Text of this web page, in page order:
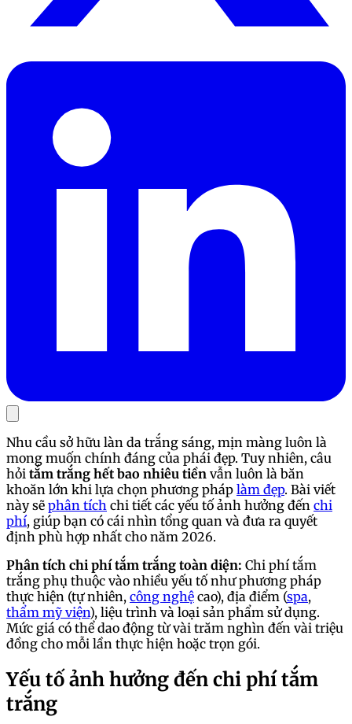
Nhu cầu sở hữu làn da trắng sáng, mịn màng luôn là
mong muốn chính đáng của phái đẹp. Tuy nhiên, câu
hỏi tắm trắng hết bao nhiêu tiền vẫn luôn là băn
khoăn lớn khi lựa chọn phương pháp làm đẹp. Bài viết
này sẽ phân tích chi tiết các yếu tố ảnh hưởng đến chi
phí, giúp bạn có cái nhìn tổng quan và đưa ra quyết
định phù hợp nhất cho năm 2026.
Phân tích chi phí tắm trắng toàn diện: Chi phí tắm
trắng phụ thuộc vào nhiều yếu tố như phương pháp
thực hiện (tự nhiên, công nghệ cao), địa điểm (spa,
thẩm mỹ viện), liệu trình và loại sản phẩm sử dụng.
Mức giá có thể dao động từ vài trăm nghìn đến vài triệu
đồng cho mỗi lần thực hiện hoặc trọn gói.
Yếu tố ảnh hưởng đến chi phí tắm
trắng